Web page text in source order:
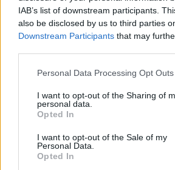
IAB’s list of downstream participants.
also be disclosed by us to third parties
Downstream Participants that may
Please note that this website/app uses
not limited to your visit or usage
grant or deny consent to Google and its
use your data for below specified
consent section.
Personal Data Processing Opt Outs
I want to opt-out of the Sharing of
personal data.
Opted In
I want to opt-out of the Sale of my
Personal Data.
Opted In
romana è incoraggiante.
associazioni e semplici cittadini
a un dialogo che non solo
sostiene. In un mondo dove la
vista come un taboo, la campagna
Precedente
assessora Baglio
promette un
Follia in